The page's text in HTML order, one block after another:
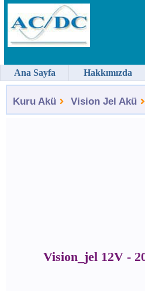
Kuru Akü Vision Jel Akü
Vision_jel 12V -
Ana Sayfa Hakkımızda